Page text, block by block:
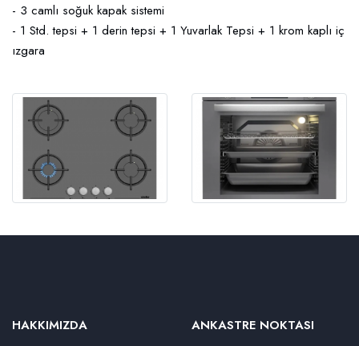
- 3 camlı soğuk kapak sistemi
- 1 Std. tepsi + 1 derin tepsi + 1 Yuvarlak Tepsi + 1 krom kaplı iç
ızgara
HAKKIMIZDA ANKASTRE NOKTASI